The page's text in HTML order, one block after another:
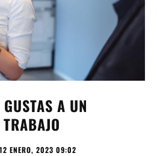
A UN
12 ENERO, 2023 09:02